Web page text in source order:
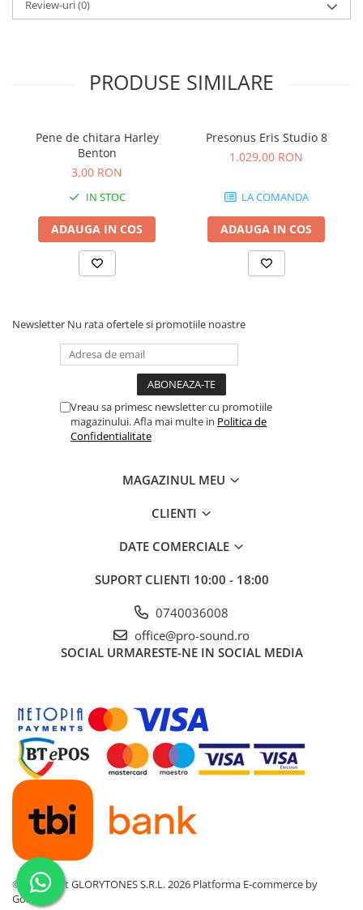
Cabluri de boxe
Cabluri multicore
Accesorii stative
Stative de mixer
Stative de partituri
Case-uri, rack, huse si genti
Pachete si bundle
Casti Audio
Cabluri Earpad si accesorii de casti
Casti broadcast si Casti cu Microfon
Casti In ear pentru monitorizare
Casti wireless / fara fir
Review-uri(0)
PRODUSE SIMILARE
Pene de chitara Harley
Benton
3,00 RON
IN STOC
ADAUGA IN COS
Presonus Eris Studio 8
1.029,00 RON
LA COMANDA
ADAUGA IN COS
Newsletter Nu rata ofertele si promotiile noastre
Vreau sa primesc newsletter cu promotiile
magazinului. Afla mai multe in Politica de
Confidentialitate
MAGAZINUL MEU
CLIENTI
DATE COMERCIALE
SUPORT CLIENTI 10:00 - 18:00
0740036008
office@pro-sound.ro
SOCIAL URMARESTE-NE IN SOCIAL MEDIA
©Copyright GLORYTONES S.R.L. 2026 Platforma E-commerce by
Gomag